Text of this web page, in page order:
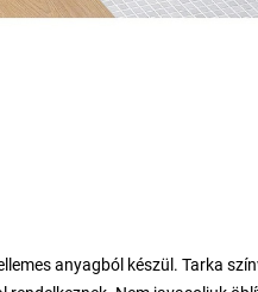
anyagból készül. Tarka